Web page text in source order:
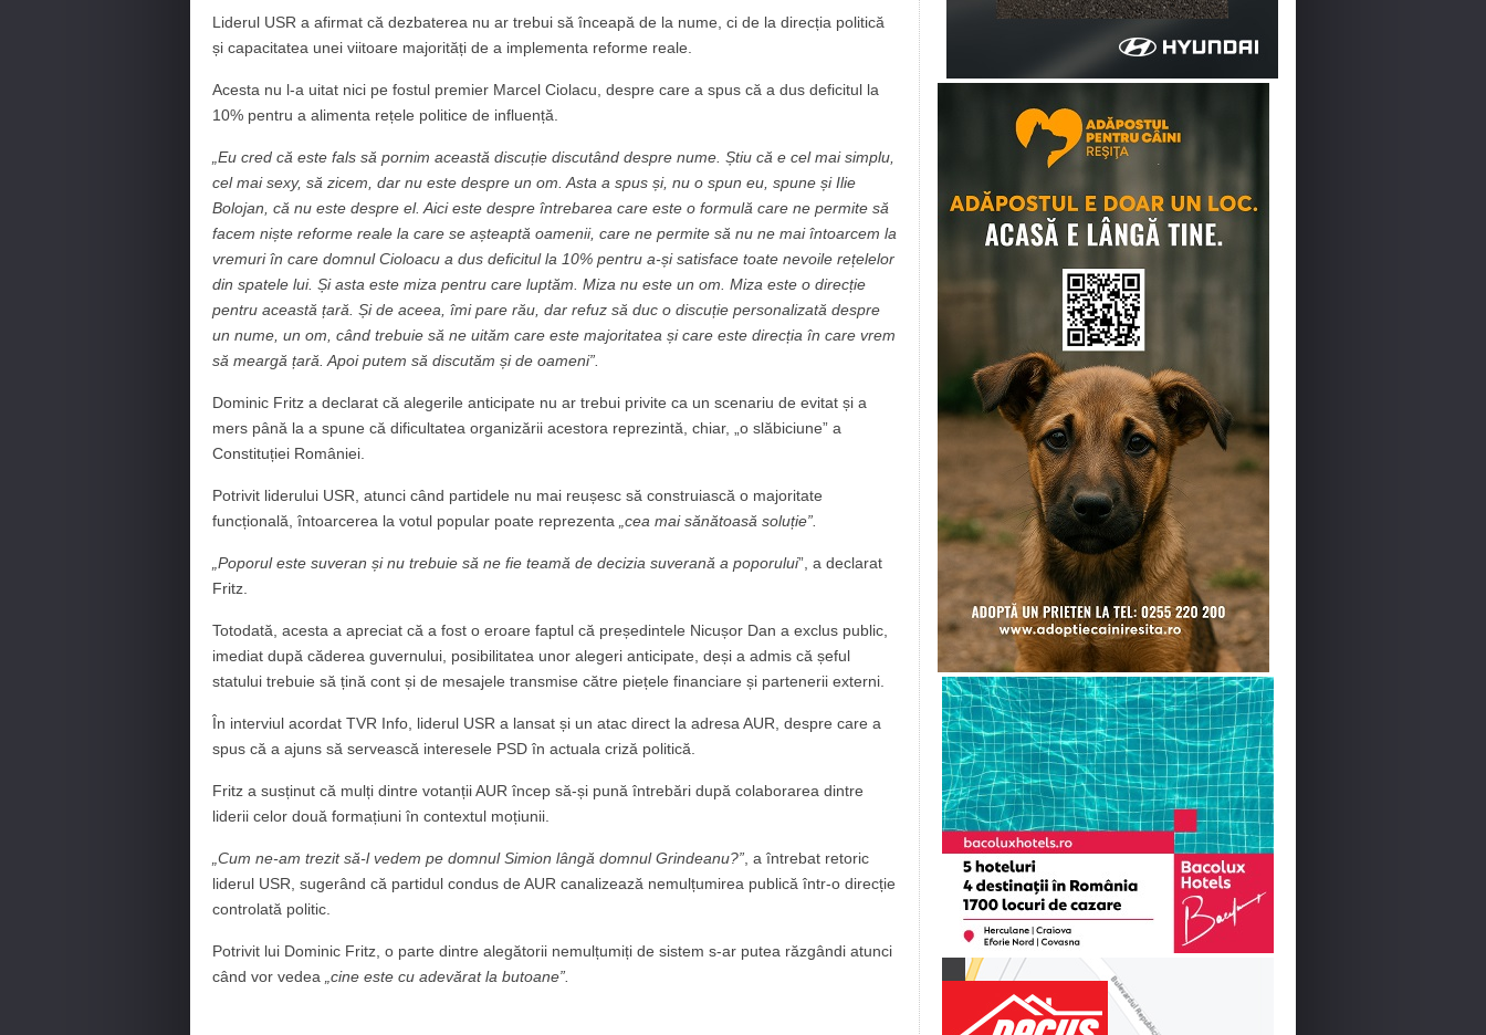
Liderul USR a afirmat că dezbaterea nu ar trebui să înceapă de la nume, ci de la direcția politică
și capacitatea unei viitoare majorități de a implementa reforme reale.
Acesta nu l-a uitat nici pe fostul premier Marcel Ciolacu, despre care a spus că a dus deficitul la
10% pentru a alimenta rețele politice de influență.
„Eu cred că este fals să pornim această discuție discutând despre nume. Știu că e cel mai simplu,
cel mai sexy, să zicem, dar nu este despre un om. Asta a spus și, nu o spun eu, spune și Ilie
Bolojan, că nu este despre el. Aici este despre întrebarea care este o formulă care ne permite să
facem niște reforme reale la care se așteaptă oamenii, care ne permite să nu ne mai întoarcem la
vremuri în care domnul Cioloacu a dus deficitul la 10% pentru a-și satisface toate nevoile rețelelor
din spatele lui. Și asta este miza pentru care luptăm. Miza nu este un om. Miza este o direcție
pentru această țară. Și de aceea, îmi pare rău, dar refuz să duc o discuție personalizată despre
un nume, un om, când trebuie să ne uităm care este majoritatea și care este direcția în care vrem
să meargă țară. Apoi putem să discutăm și de oameni”.
Dominic Fritz a declarat că alegerile anticipate nu ar trebui privite ca un scenariu de evitat și a
mers până la a spune că dificultatea organizării acestora reprezintă, chiar, „o slăbiciune” a
Constituției României.
Potrivit liderului USR, atunci când partidele nu mai reușesc să construiască o majoritate
funcțională, întoarcerea la votul popular poate reprezenta „cea mai sănătoasă soluție”.
„Poporul este suveran și nu trebuie să ne fie teamă de decizia suverană a poporului”, a declarat
Fritz.
Totodată, acesta a apreciat că a fost o eroare faptul că președintele Nicușor Dan a exclus public,
imediat după căderea guvernului, posibilitatea unor alegeri anticipate, deși a admis că șeful
statului trebuie să țină cont și de mesajele transmise către piețele financiare și partenerii externi.
În interviul acordat TVR Info, liderul USR a lansat și un atac direct la adresa AUR, despre care a
spus că a ajuns să servească interesele PSD în actuala criză politică.
Fritz a susținut că mulți dintre votanții AUR încep să-și pună întrebări după colaborarea dintre
liderii celor două formațiuni în contextul moțiunii.
„Cum ne-am trezit să-l vedem pe domnul Simion lângă domnul Grindeanu?” , a întrebat retoric
liderul USR, sugerând că partidul condus de AUR canalizează nemulțumirea publică într-o direcție
controlată politic.
Potrivit lui Dominic Fritz, o parte dintre alegătorii nemulțumiți de sistem s-ar putea răzgândi atunci
când vor vedea
„cine este cu adevărat la butoane”.